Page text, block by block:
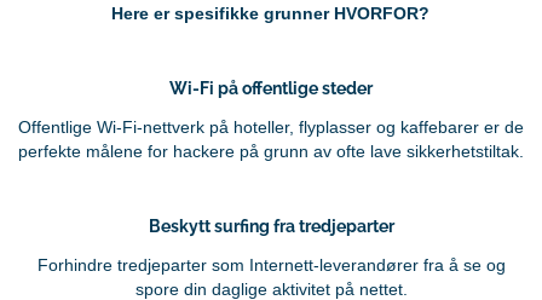
Here er spesifikke grunner HVORFOR?
Wi-Fi på offentlige steder
Offentlige Wi-Fi-nettverk på hoteller, flyplasser og kaffebarer er de
perfekte målene for hackere på grunn av ofte lave sikkerhetstiltak.
Beskytt surfing fra tredjeparter
Forhindre tredjeparter som Internett-leverandører fra å se og
spore din daglige aktivitet på nettet.